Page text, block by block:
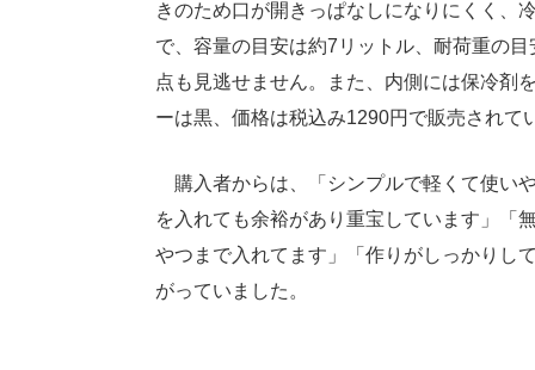
きのため口が開きっぱなしになりにくく、
で、容量の目安は約7リットル、耐荷重の
点も見逃せません。また、内側には保冷剤
ーは黒、価格は税込み1290円で販売されて
購入者からは、「シンプルで軽くて使い
を入れても余裕があり重宝しています」「
やつまで入れてます」「作りがしっかりし
がっていました。